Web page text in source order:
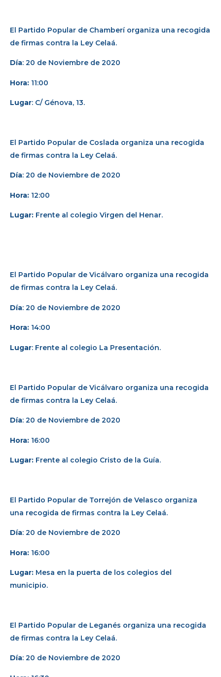
El Partido Popular de Chamberí organiza una recogida
de firmas contra la Ley Celaá.
Día: 20 de Noviembre de 2020
Hora: 11:00
Lugar: C/ Génova, 13.
El Partido Popular de Coslada organiza una recogida
de firmas contra la Ley Celaá.
Día: 20 de Noviembre de 2020
Hora: 12:00
Lugar: Frente al colegio Virgen del Henar.
El Partido Popular de Vicálvaro organiza una recogida
de firmas contra la Ley Celaá.
Día: 20 de Noviembre de 2020
Hora: 14:00
Lugar: Frente al colegio La Presentación.
El Partido Popular de Vicálvaro organiza una recogida
de firmas contra la Ley Celaá.
Día: 20 de Noviembre de 2020
Hora: 16:00
Lugar: Frente al colegio Cristo de la Guía.
El Partido Popular de Torrejón de Velasco organiza
una recogida de firmas contra la Ley Celaá.
Día: 20 de Noviembre de 2020
Hora: 16:00
Lugar: Mesa en la puerta de los colegios del
municipio.
El Partido Popular de Leganés organiza una recogida
de firmas contra la Ley Celaá.
Día: 20 de Noviembre de 2020